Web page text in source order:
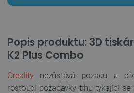
Popis produktu: 3D
K2 Plus Combo
Crealitynezůstává pozadu a
rostoucí požadavky trhu týkající se